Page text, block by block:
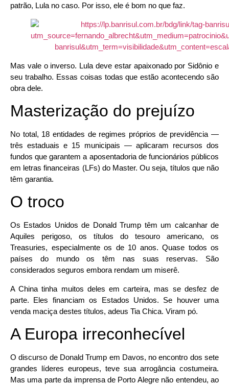
patrão, Lula no caso. Por isso, ele é bom no que faz.
Mas vale o inverso. Lula deve estar apaixonado por Sidônio e
seu trabalho. Essas coisas todas que estão acontecendo são
obra dele.
Masterização do prejuízo
No total, 18 entidades de regimes próprios de previdência —
três estaduais e 15 municipais — aplicaram recursos dos
fundos que garantem a aposentadoria de funcionários públicos
em letras financeiras (LFs) do Master. Ou seja, títulos que não
têm garantia.
O troco
Os Estados Unidos de Donald Trump têm um calcanhar de
Aquiles perigoso, os títulos do tesouro americano, os
Treasuries, especialmente os de 10 anos. Quase todos os
países do mundo os têm nas suas reservas. São
considerados seguros embora rendam um miserê.
A China tinha muitos deles em carteira, mas se desfez de
parte. Eles financiam os Estados Unidos. Se houver uma
venda maciça destes títulos, adeus Tia Chica. Viram pó.
A Europa irreconhecível
O discurso de Donald Trump em Davos, no encontro dos sete
grandes líderes europeus, teve sua arrogância costumeira.
Mas uma parte da imprensa de Porto Alegre não entendeu, ao